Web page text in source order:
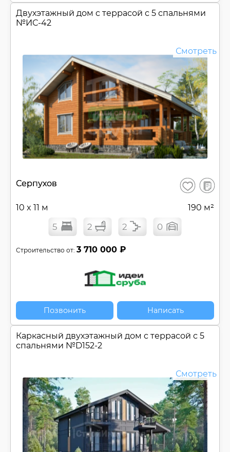
Двухэтажный дом c террасой с 5 спальнями
№ИС-42
Смотреть
Серпухов Сохранить
В
10 x 11 м 190 м²
5 2 2 0
Строительство от: 3 710 000 ₽
Позвонить Написать
Каркасный двухэтажный дом c террасой с 5
спальнями №D152-2
Смотреть